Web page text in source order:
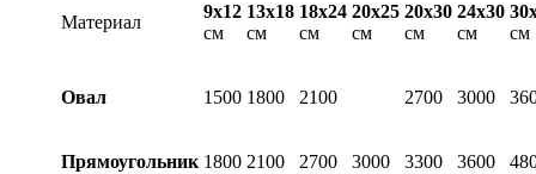
Материал
9х12
см
13х18
см
18х24
см
20х25
см
20х30
см
24х30
см
см
Овал 1500 1800 2100 2700 3000
Прямоугольник 1800 2100 2700 3000 3300 3600